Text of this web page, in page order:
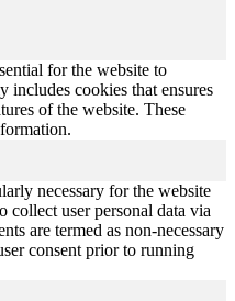
for the website to
cookies that ensures
of the website. These
necessary for the website
collect user personal data via
are termed as non-necessary
consent prior to running